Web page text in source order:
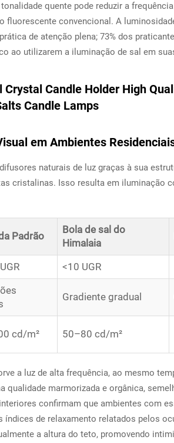
quente pode reduzir a
fluorescente convencional. A
de atenção plena; 73% dos
ao utilizarem a iluminação de sal em
em Ambientes
naturais de luz graças à sua
cristalinas. Isso resulta em iluminação
Padrão
Bola de sal do
Himalaia
<10 UGR
Gradiente gradual
cd/m² 50–80 cd/m²
a luz de alta frequência, ao mesmo
qualidade marmorizada e orgânica,
confirmam que ambientes com
índices de relaxamento relatados pelos
a altura do teto, promovendo